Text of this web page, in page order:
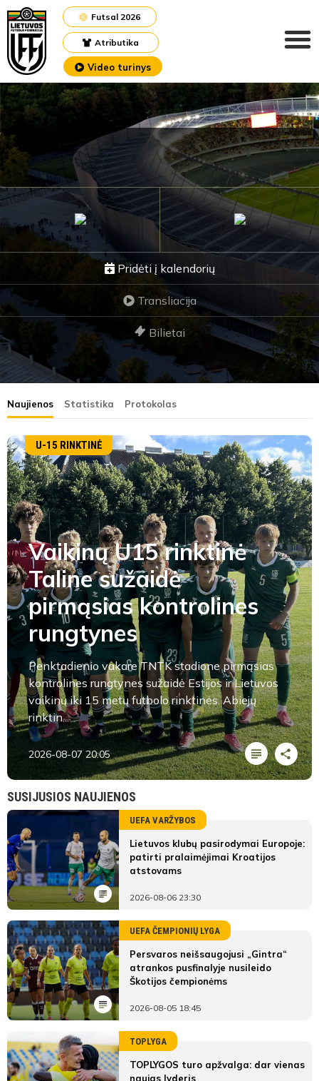
Atributika
Futsal 2026
Video turinys
Pridėti į kalendorių
Transliacija
Bilietai
Naujienos Statistika Protokolas
U-15 RINKTINĖ
Vaikinų U15 rinktinė
Taline sužaidė
pirmąsias kontrolines
rungtynes
Penktadienio vakare TNTK stadione pirmąsias
kontrolines rungtynes sužaidė Estijos ir Lietuvos
vaikinų iki 15 metų futbolo rinktinės. Abiejų
rinktin...
2026-08-07 20:05
SUSIJUSIOS NAUJIENOS
UEFA VARŽYBOS
Lietuvos klubų pasirodymai Europoje:
patirti pralaimėjimai Kroatijos
atstovams
2026-08-06 23:30
UEFA ČEMPIONIŲ LYGA
Persvaros neišsaugojusi „Gintra“
atrankos pusfinalyje nusileido
Škotijos čempionėms
2026-08-05 18:45
TOPLYGA
TOPLYGOS turo apžvalga: dar vienas
naujas lyderis